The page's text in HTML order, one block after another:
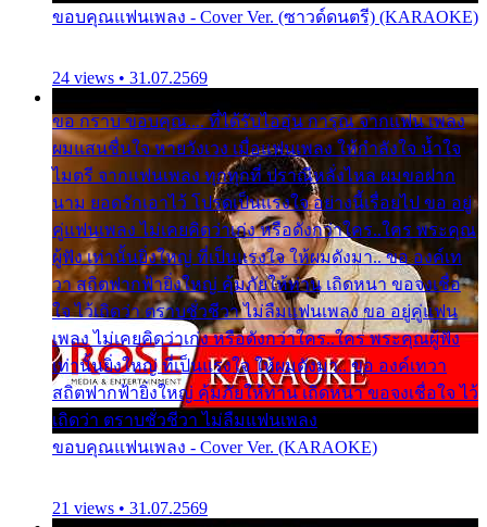
ขอบคุณแฟนเพลง - Cover Ver. (ซาวด์ดนตรี) (KARAOKE)
24 views • 31.07.2569
ขอ กราบ ขอบคุณ.... ที่ได้รับไออุ่น การุณ จากแฟน เพลง
ผมแสนชื่นใจ หายวังเวง เมื่อแฟนเพลง ให้กำลังใจ น้ำใจ
ไมตรี จากแฟนเพลง ทุกทุกที่ ปราณีหลั่งไหล ผมขอฝาก
นาม ยอดรักเอาไว้ โปรดเป็นแรงใจ อย่างนี้เรื่อยไป ขอ อยู่
คู่แฟนเพลง ไม่เคยคิดว่าเก่ง หรือดังกว่าใคร..ใคร พระคุณ
ผู้ฟัง เท่านั้นยิ่งใหญ่ ที่เป็นแรงใจ ให้ผมดังมา.. ขอ องค์เท
วา สถิตฟากฟ้ายิ่งใหญ่ คุ้มภัยให้ท่าน เถิดหนา ขอจงเชื่อ
ใจ ไว้เถิดว่า ตราบชั่วชีวา ไม่ลืมแฟนเพลง ขอ อยู่คู่แฟน
เพลง ไม่เคยคิดว่าเก่ง หรือดังกว่าใคร..ใคร พระคุณผู้ฟัง
เท่านั้นยิ่งใหญ่ ที่เป็นแรงใจ ให้ผมดังมา.. ขอ องค์เทวา
สถิตฟากฟ้ายิ่งใหญ่ คุ้มภัยให้ท่าน เถิดหนา ขอจงเชื่อใจ ไว้
เถิดว่า ตราบชั่วชีวา ไม่ลืมแฟนเพลง
ขอบคุณแฟนเพลง - Cover Ver. (KARAOKE)
21 views • 31.07.2569